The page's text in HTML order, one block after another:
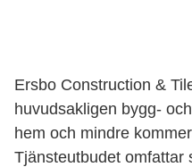
Ersbo Construction &
huvudsakligen bygg-
hem och mindre
Tjänsteutbudet omfattar